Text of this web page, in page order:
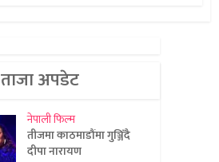
ताजा अपडेट
नेपाली फिल्म
तीजमा काठमाडौंमा गुञ्जिँदै
दीपा नारायण